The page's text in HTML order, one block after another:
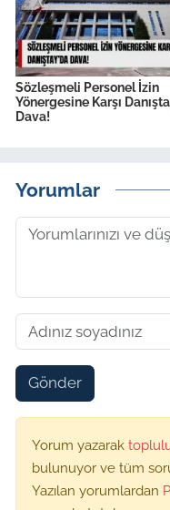
Sözleşmeli Personel İzin
Yönergesine Karşı
Dava!
Yorumlar
Gönder
Yorum yazarak
bulunuyor ve tüm
Yazılan yorumlardan